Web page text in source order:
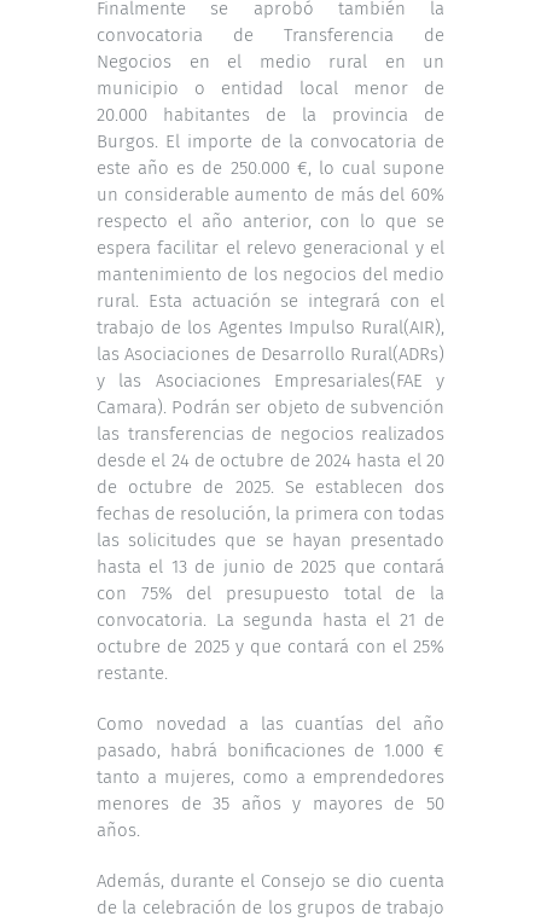
Finalmente se aprobó también la
convocatoria de Transferencia de
Negocios en el medio rural en un
municipio o entidad local menor de
20.000 habitantes de la provincia de
Burgos. El importe de la convocatoria de
este año es de 250.000 €, lo cual supone
un considerable aumento de más del 60%
respecto el año anterior, con lo que se
espera facilitar el relevo generacional y el
mantenimiento de los negocios del medio
rural. Esta actuación se integrará con el
trabajo de los Agentes Impulso Rural(AIR),
las Asociaciones de Desarrollo Rural(ADRs)
y las Asociaciones Empresariales(FAE y
Camara). Podrán ser objeto de subvención
las transferencias de negocios realizados
desde el 24 de octubre de 2024 hasta el 20
de octubre de 2025. Se establecen dos
fechas de resolución, la primera con todas
las solicitudes que se hayan presentado
hasta el 13 de junio de 2025 que contará
con 75% del presupuesto total de la
convocatoria. La segunda hasta el 21 de
octubre de 2025 y que contará con el 25%
restante.
Como novedad a las cuantías del año
pasado, habrá bonificaciones de 1.000 €
tanto a mujeres, como a emprendedores
menores de 35 años y mayores de 50
años.
Además, durante el Consejo se dio cuenta
de la celebración de los grupos de trabajo